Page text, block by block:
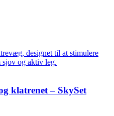
klatrenet – SkySet